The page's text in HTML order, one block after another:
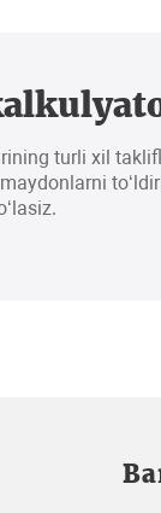
turli xil